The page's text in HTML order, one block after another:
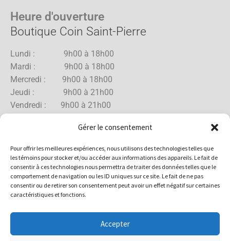
Gérer le consentement
Pour offrir les meilleures expériences, nous utilisons des technologies telles que
les témoins pour stocker et/ou accéder aux informations des appareils. Le fait de
consentir à ces technologies nous permettra de traiter des données telles que le
comportement de navigation ou les ID uniques sur ce site. Le fait de ne pas
consentir ou de retirer son consentement peut avoir un effet négatif sur certaines
caractéristiques et fonctions.
Accepter
Heure d'ouverture
Boutique Coin Saint-Pierre
Lundi : 9h00 à 18h00
Mardi : 9h00 à 18h00
Mercredi : 9h00 à 18h00
Jeudi : 9h00 à 21h00
Vendredi : 9h00 à 21h00
Dimanche : 10h00 à 17h00
Boutique Rue Allard
Mardi : 10h00 à 18h00
Mercredi : 10h00 à 18h00